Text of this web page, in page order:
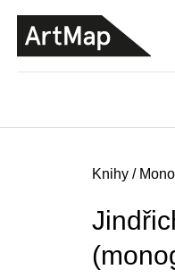
Domů
Knihy /
ZPĚT
DO
OBCHODU
ZPĚT
DO
OBCHODU